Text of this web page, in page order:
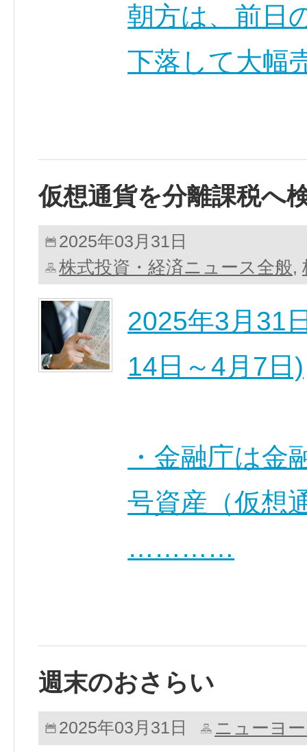
朝方は、前日
下落して大
仮想通貨を分離課税へ
2025年03月31日
株式投資・経済ニュース全般,
2025年3月31
14日～4月7日)
・金融庁は金
号資産（仮想
…………
週末のおさらい
2025年03月31日 ニューヨ